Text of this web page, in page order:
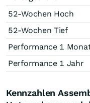
52-Wochen Hoch
52-Wochen Tief
Performance 1
Performance 1 Jahr
Kennzahlen